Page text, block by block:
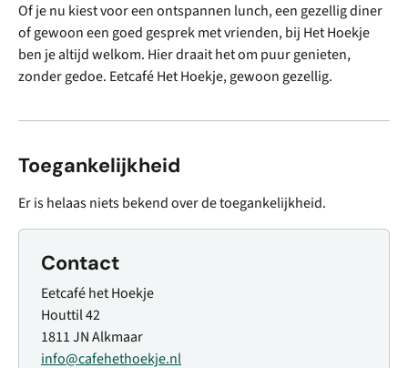
Of je nu kiest voor een ontspannen lunch, een gezellig diner
of gewoon een goed gesprek met vrienden, bij Het Hoekje
ben je altijd welkom. Hier draait het om puur genieten,
zonder gedoe. Eetcafé Het Hoekje, gewoon gezellig.
Toegankelijkheid
Er is helaas niets bekend over de toegankelijkheid.
Contact
Eetcafé het Hoekje
Houttil 42
1811 JN Alkmaar
info@cafehethoekje.nl